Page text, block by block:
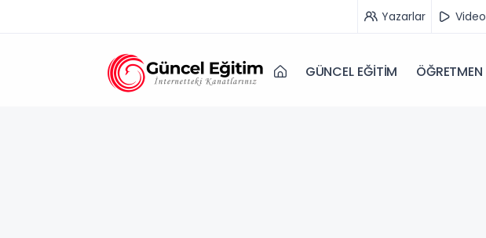
Yazarlar Video
GÜNCEL EĞİTİM ÖĞRETMEN